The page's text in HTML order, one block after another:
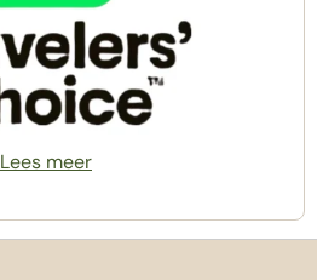
Lees meer